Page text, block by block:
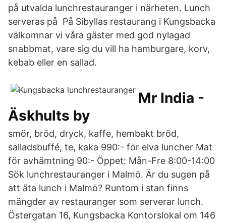
på utvalda lunchrestauranger i närheten. Lunch
serveras på På Sibyllas restaurang i Kungsbacka
välkomnar vi våra gäster med god nylagad
snabbmat, vare sig du vill ha hamburgare, korv,
kebab eller en sallad.
Mr India -
Äskhults by
smör, bröd, dryck, kaffe, hembakt bröd,
salladsbuffé, te, kaka 990:- för elva luncher Mat
för avhämtning 90:- Öppet: Mån-Fre 8:00-14:00
Sök lunchrestauranger i Malmö. Är du sugen på
att äta lunch i Malmö? Runtom i stan finns
mängder av restauranger som serverar lunch.
Östergatan 16, Kungsbacka Kontorslokal om 146